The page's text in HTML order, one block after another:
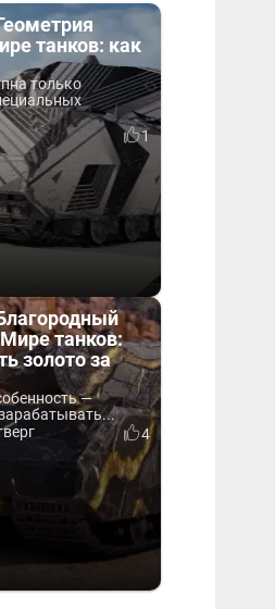
танков: как
только
1
танков:
золото за
—
4